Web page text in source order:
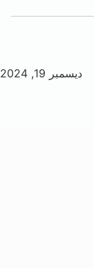
ديسمبر 19, 2024